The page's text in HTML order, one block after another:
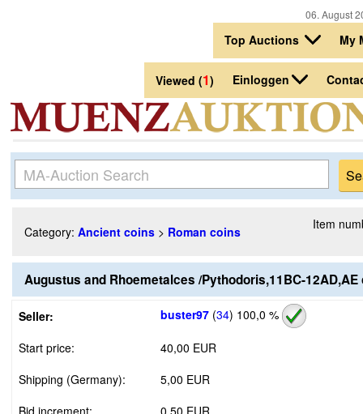
06. August
Top Auctions My
Viewed (1) Einloggen
Category: Ancient coins > Roman coins Item
Augustus and Rhoemetalces /Pythodoris,11BC-12AD,AE
Seller: buster97 (34) 100,0 %
Start price:
40,00 EUR
Shipping (Germany):
5,00 EUR
Bid increment:
0,50 EUR